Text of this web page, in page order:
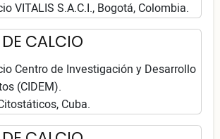
VITALIS S.A.C.I., Bogotá, Colombia.
CALCIO
Centro de Investigación y Desarrollo
(CIDEM).
Cuba.